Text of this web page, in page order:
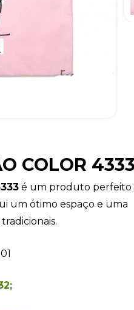
COLOR 4333
é um produto perfeito
um ótimo espaço e uma